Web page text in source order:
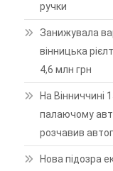
ручки
Занижувала
вінницька
4,6 млн грн
На Вінниччині
палаючому
розчавив
Нова підозра